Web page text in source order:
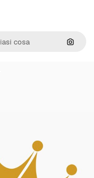
Cerca